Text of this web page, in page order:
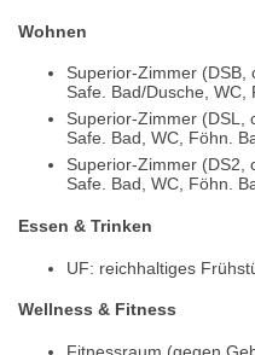
Wohnen
Superior-Zimmer (DSB,
Safe. Bad/Dusche,
Superior-Zimmer (DSL,
Safe. Bad, WC, Föhn.
Superior-Zimmer (DS2,
Safe. Bad, WC, Föhn.
Essen & Trinken
UF: reichhaltiges
Wellness & Fitness